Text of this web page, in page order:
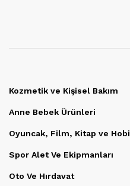
Kozmetik ve Kişisel Bakım
Anne Bebek Ürünleri
Oyuncak, Film, Kitap ve Hobi
Spor Alet Ve Ekipmanları
Oto Ve Hırdavat